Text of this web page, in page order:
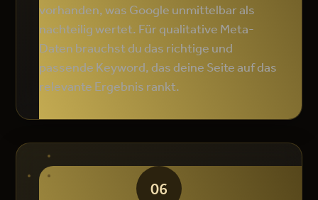
vorhanden, was Google unmittelbar als
nachteilig wertet. Für qualitative Meta-
Daten brauchst du das richtige und
passende Keyword, das deine Seite auf das
relevante Ergebnis rankt.
06